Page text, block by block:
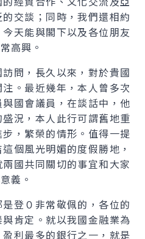
交談；同時，我們還相約
天能與閣下以及各位朋友
高興。
問，長久以來，對於貴國
。最近幾年，本人曾多次
國會議員，在談話中，他
況，本人此行可謂舊地重
，繁榮的情形。值得一提
個風光明媚的度假勝地，
國共同關切的事宜和大家
義。
登０非常敬佩的，各位的
肯定。就以我國金融業為
利最多的銀行之一，就是